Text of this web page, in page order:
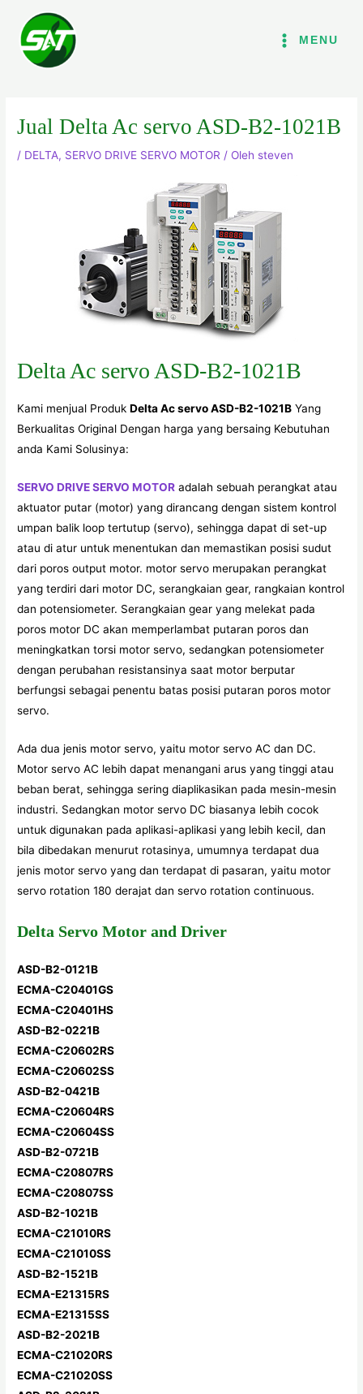
konten
MENU
Jual Delta Ac servo ASD-B2-1021B
/ DELTA, SERVO DRIVE SERVO MOTOR / Oleh steven
Delta Ac servo ASD-B2-1021B
Kami menjual ProdukDelta Ac servo ASD-B2-1021B Yang
Berkualitas Original Dengan harga yang bersaing Kebutuhan
anda Kami Solusinya:
SERVO DRIVE SERVO MOTOR adalah sebuah perangkat atau
aktuator putar (motor) yang dirancang dengan sistem kontrol
umpan balik loop tertutup (servo), sehingga dapat di set-up
atau di atur untuk menentukan dan memastikan posisi sudut
dari poros output motor. motor servo merupakan perangkat
yang terdiri dari motor DC, serangkaian gear, rangkaian kontrol
dan potensiometer. Serangkaian gear yang melekat pada
poros motor DC akan memperlambat putaran poros dan
meningkatkan torsi motor servo, sedangkan potensiometer
dengan perubahan resistansinya saat motor berputar
berfungsi sebagai penentu batas posisi putaran poros motor
servo.
Ada dua jenis motor servo, yaitu motor servo AC dan DC.
Motor servo AC lebih dapat menangani arus yang tinggi atau
beban berat, sehingga sering diaplikasikan pada mesin-mesin
industri. Sedangkan motor servo DC biasanya lebih cocok
untuk digunakan pada aplikasi-aplikasi yang lebih kecil, dan
bila dibedakan menurut rotasinya, umumnya terdapat dua
jenis motor servo yang dan terdapat di pasaran, yaitu motor
servo rotation 180 derajat dan servo rotation continuous.
Delta Servo Motor and Driver
ASD-B2-0121B
ECMA-C20401GS
ECMA-C20401HS
ASD-B2-0221B
ECMA-C20602RS
ECMA-C20602SS
ASD-B2-0421B
ECMA-C20604RS
ECMA-C20604SS
ASD-B2-0721B
ECMA-C20807RS
ECMA-C20807SS
ASD-B2-1021B
ECMA-C21010RS
ECMA-C21010SS
ASD-B2-1521B
ECMA-E21315RS
ECMA-E21315SS
ASD-B2-2021B
ECMA-C21020RS
ECMA-C21020SS